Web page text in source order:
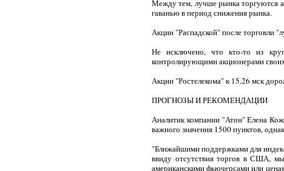
Между тем, лучше рынка торгуются
гаванью в период снижения рынка.
Акции "Распадской" после торговли
Не исключено, что кто-то из
контролирующими акционерами
Акции "Ростелекома" к 15.26 мск
ПРОГНОЗЫ И РЕКОМЕНДАЦИИ
Аналитик компании "Атон" Елена
важного значения 1500 пунктов,
"Ближайшими поддержками для
ввиду отсутствия торгов в США,
американскими фьючерсами или